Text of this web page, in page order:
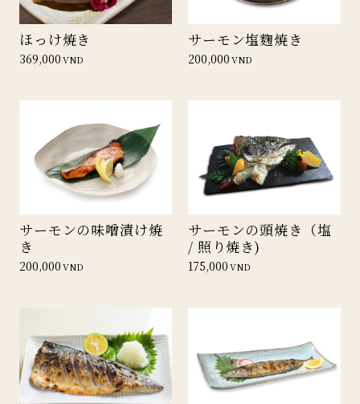
ほっけ焼き
369,000VND
サーモン塩麴焼き
200,000VND
サーモンの味噌漬け焼
き
200,000VND
サーモンの頭焼き（塩
/ 照り焼き)
175,000VND